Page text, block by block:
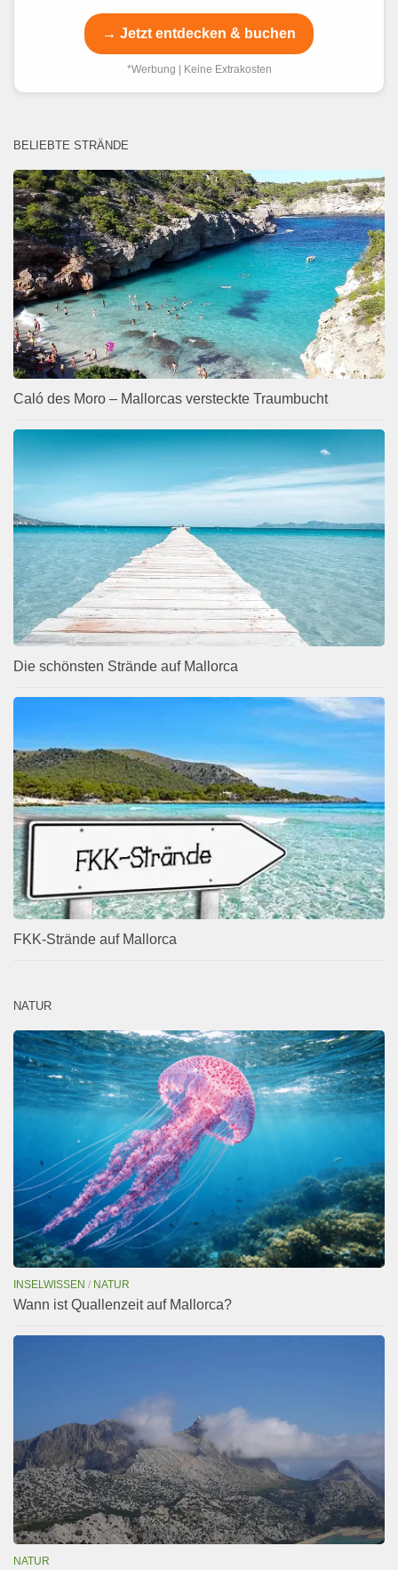
→ Jetzt entdecken & buchen
*Werbung | Keine Extrakosten
BELIEBTE STRÄNDE
Caló des Moro – Mallorcas versteckte Traumbucht
Die schönsten Strände auf Mallorca
FKK-Strände auf Mallorca
NATUR
INSELWISSEN / NATUR
Wann ist Quallenzeit auf Mallorca?
NATUR